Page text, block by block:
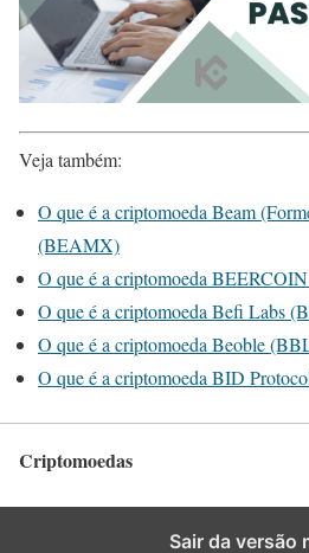
Veja também:
O que é a criptomoeda Beam
(BEAMX)
O que é a criptomoeda
O que é a criptomoeda Befi Labs
O que é a criptomoeda Beoble
O que é a criptomoeda BID
Criptomoedas
Sair da versão